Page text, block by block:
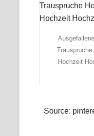
Hochzeit
Source: